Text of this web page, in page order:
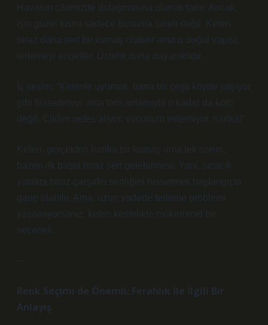
Havanın cildinizde dolaşmasına olanak tanır. Ancak,
işin güzel kısmı sadece bununla sınırlı değil. Keten
biraz daha sert bir kumaş olabilir ama o doğal yapısı,
terlemeyi engeller. Üstelik daha dayanıklıdır.
İç sesim: “Ketenle uyumak, bana bir çeşit köyde yaşıyor
gibi hissettiriyor ama tam anlamıyla o kadar da kötü
değil. Cildim nefes alıyor, vücudum terlemiyor, harika!”
Keten, gerçekten harika bir kumaş ama tek sorun,
bazen ilk başta biraz sert gelebilmesi. Yani, sıcacık
yatakta biraz çarşafın sertliğini hissetmek başlangıçta
garip olabilir. Ama, uzun vadede terleme problemi
yaşamıyorsanız, keten kesinlikle mükemmel bir
seçenek.
—
Renk Seçimi de Önemli: Ferahlık İle İlgili Bir
Anlayış